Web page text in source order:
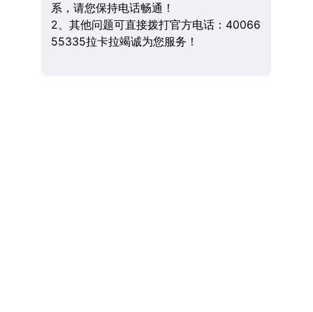
系，请您保持电话畅通！
2、其他问题可直接拨打官方电话：40066
55335拉卡拉竭诚为您服务！